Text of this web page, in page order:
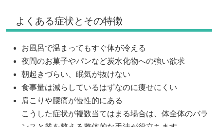
よくある症状とその特徴
お風呂で温まってもすぐ体が冷える
夜間のお菓子やパンなど炭水化物への強い欲求
朝起きづらい、眠気が抜けない
食事量は減らしているはずなのに痩せにくい
肩こりや腰痛が慢性的にある
こうした症状が複数当てはまる場合は、体全体のバラ